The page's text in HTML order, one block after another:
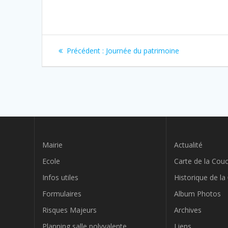
Navigation
de
Précédent : Article
Journée du patrimoine
Mairie
Ecole
Infos utiles
Formulaires
Risques Majeurs
Actualité
Carte de la
Historique de la
Album Photos
Archives